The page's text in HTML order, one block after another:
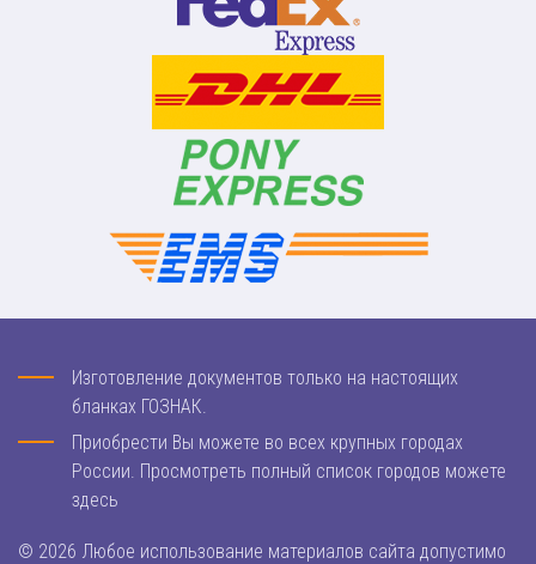
Изготовление документов только на настоящих
бланках ГОЗНАК.
Приобрести Вы можете во всех крупных городах
России. Просмотреть полный список городов можете
здесь
© 2026 Любое использование материалов сайта допустимо